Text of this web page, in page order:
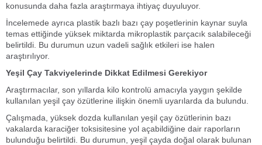
konusunda daha fazla araştırmaya ihtiyaç duyuluyor.
İncelemede ayrıca plastik bazlı bazı çay poşetlerinin kaynar suyla
temas ettiğinde yüksek miktarda mikroplastik parçacık salabileceği
belirtildi. Bu durumun uzun vadeli sağlık etkileri ise halen
araştırılıyor.
Yeşil Çay Takviyelerinde Dikkat Edilmesi Gerekiyor
Araştırmacılar, son yıllarda kilo kontrolü amacıyla yaygın şekilde
kullanılan yeşil çay özütlerine ilişkin önemli uyarılarda da bulundu.
Çalışmada, yüksek dozda kullanılan yeşil çay özütlerinin bazı
vakalarda karaciğer toksisitesine yol açabildiğine dair raporların
bulunduğu belirtildi. Bu durumun, yeşil çayda doğal olarak bulunan